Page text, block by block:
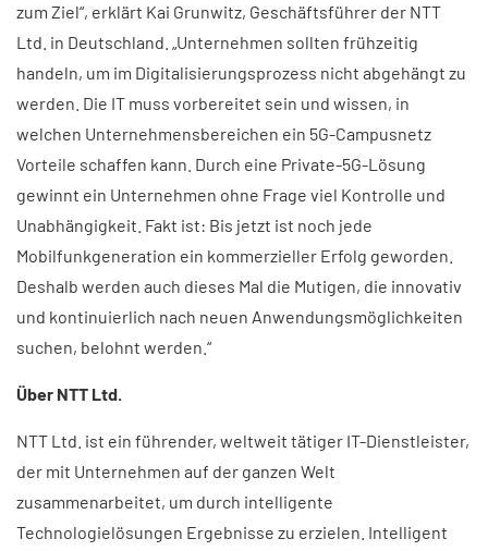
zum Ziel“, erklärt Kai Grunwitz, Geschäftsführer der NTT
Ltd. in Deutschland. „Unternehmen sollten frühzeitig
handeln, um im Digitalisierungsprozess nicht abgehängt zu
werden. Die IT muss vorbereitet sein und wissen, in
welchen Unternehmensbereichen ein 5G-Campusnetz
Vorteile schaffen kann. Durch eine Private-5G-Lösung
gewinnt ein Unternehmen ohne Frage viel Kontrolle und
Unabhängigkeit. Fakt ist: Bis jetzt ist noch jede
Mobilfunkgeneration ein kommerzieller Erfolg geworden.
Deshalb werden auch dieses Mal die Mutigen, die innovativ
und kontinuierlich nach neuen Anwendungsmöglichkeiten
suchen, belohnt werden.“
Über NTT Ltd. ​
NTT Ltd. ist ein führender, weltweit tätiger IT-Dienstleister,
der mit Unternehmen auf der ganzen Welt
zusammenarbeitet, um durch intelligente
Technologielösungen Ergebnisse zu erzielen. Intelligent